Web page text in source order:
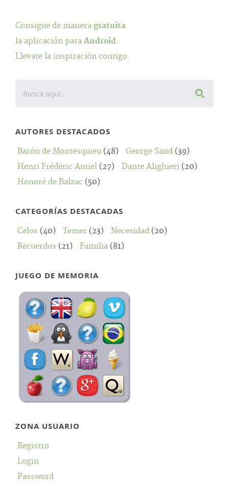
Consigue de manera gratuita
la aplicación para Android.
Llevate la inspiración contigo.
AUTORES DESTACADOS
Barón de Montesquieu (48) George Sand (39)
Henri Frédéric Amiel (27) Dante Alighieri (20)
Honoré de Balzac (50)
CATEGORÍAS DESTACADAS
Celos (40) Temer (23) Necesidad (20)
Recuerdos (21) Familia (81)
JUEGO DE MEMORIA
ZONA USUARIO
Registro
Login
Password